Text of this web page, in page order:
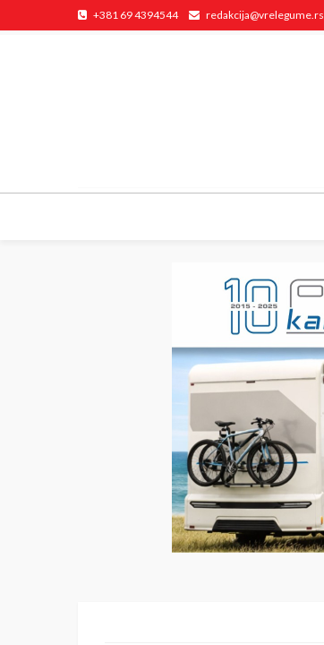
+381 69 4394544 redakcija@vrelegume.rs